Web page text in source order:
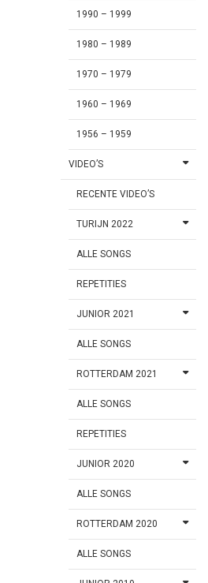
1990 – 1999
1980 – 1989
1970 – 1979
1960 – 1969
1956 – 1959
VIDEO’S
RECENTE VIDEO’S
TURIJN 2022
ALLE SONGS
REPETITIES
JUNIOR 2021
ALLE SONGS
ROTTERDAM 2021
ALLE SONGS
REPETITIES
JUNIOR 2020
ALLE SONGS
ROTTERDAM 2020
ALLE SONGS